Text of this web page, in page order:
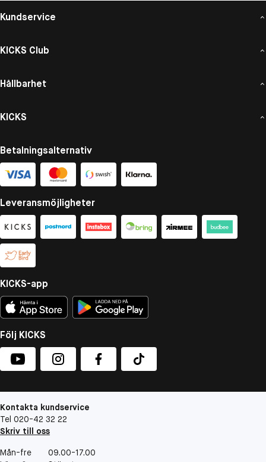
Kundservice
KICKS Club
Hållbarhet
KICKS
Betalningsalternativ
Leveransmöjligheter
KICKS-app
Följ KICKS
Kontakta kundservice
Tel 020-42 32 22
Skriv till oss
Mån-fre
09.00-17.00